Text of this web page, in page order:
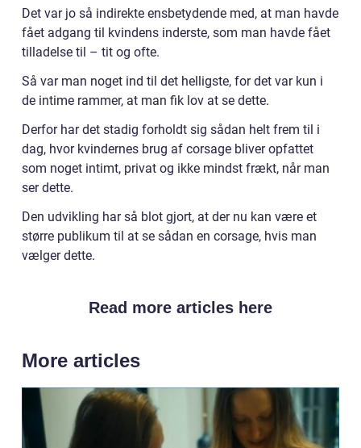
Det var jo så indirekte ensbetydende med, at man havde
fået adgang til kvindens inderste, som man havde fået
tilladelse til – tit og ofte.
Så var man noget ind til det helligste, for det var kun i
de intime rammer, at man fik lov at se dette.
Derfor har det stadig forholdt sig sådan helt frem til i
dag, hvor kvindernes brug af corsage bliver opfattet
som noget intimt, privat og ikke mindst frækt, når man
ser dette.
Den udvikling har så blot gjort, at der nu kan være et
større publikum til at se sådan en corsage, hvis man
vælger dette.
Read more articles here
More articles